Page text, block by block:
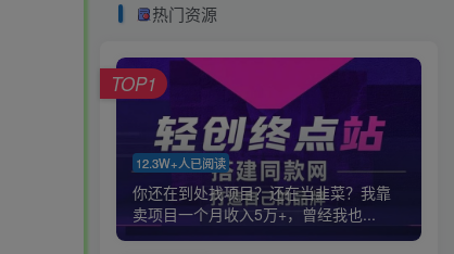
热门资源
12.3W+人已阅读
你还在到处找项目？还在当韭菜？我靠
卖项目一个月收入5万+，曾经我也...
TOP1